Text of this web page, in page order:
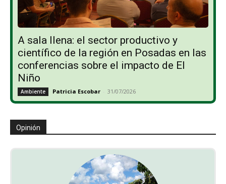
A sala llena: el sector productivo y
científico de la región en Posadas en las
conferencias sobre el impacto de El
Niño
Ambiente Patricia Escobar - 31/07/2026
Opinión